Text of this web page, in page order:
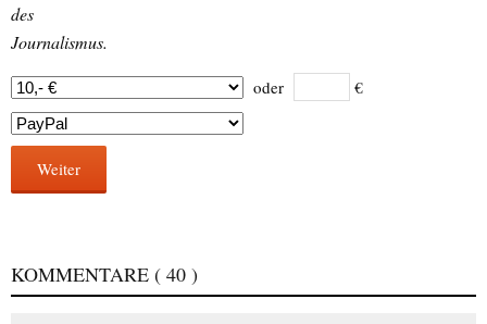
des
Journalismus.
oder €
Weiter
KOMMENTARE ( 40 )